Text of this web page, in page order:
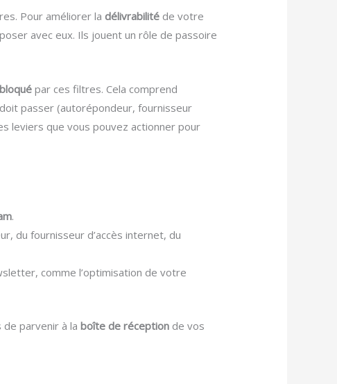
Pour améliorer ladélivrabilité de votre
avec eux. Ils jouent un rôle de passoire
bloqué par ces filtres. Cela comprend
passer (autorépondeur, fournisseur
leviers que vous pouvez actionner pour
.
du fournisseur d’accès internet, du
comme l’optimisation de votre
de parvenir à laboîte de réception de vos